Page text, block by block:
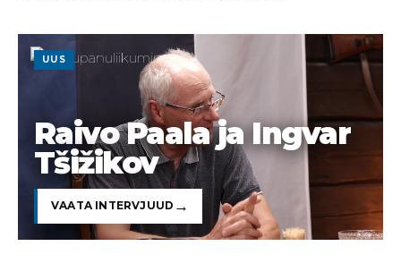
UUS
Raivo Paala ja Ingvar
Tšižikov
VAATA INTERVJUUD